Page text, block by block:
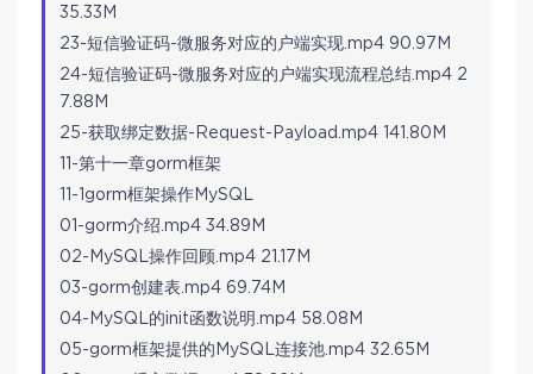
35.33M
23-短信验证码-微服务对应的户端实现.mp4 90.97M
24-短信验证码-微服务对应的户端实现流程总结.mp4 2
7.88M
25-获取绑定数据-Request-Payload.mp4 141.80M
11-第十一章gorm框架
11-1gorm框架操作MySQL
01-gorm介绍.mp4 34.89M
02-MySQL操作回顾.mp4 21.17M
03-gorm创建表.mp4 69.74M
04-MySQL的init函数说明.mp4 58.08M
05-gorm框架提供的MySQL连接池.mp4 32.65M